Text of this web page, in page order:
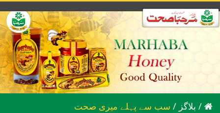
/
/ بلاگز سب سے پہلے میری صحت